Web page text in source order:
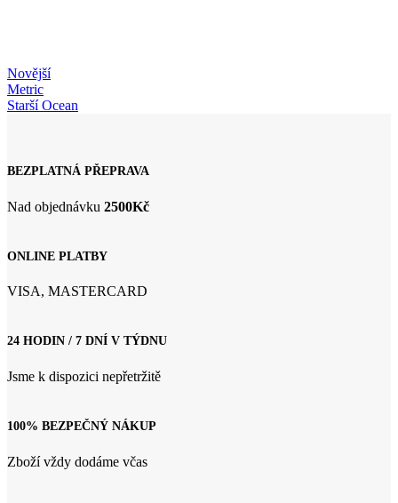
Novější
Metric
Starší Ocean
BEZPLATNÁ PŘEPRAVA
Nad objednávku 2500Kč
ONLINE PLATBY
VISA, MASTERCARD
24 HODIN / 7 DNÍ V TÝDNU
Jsme k dispozici nepřetržitě
100% BEZPEČNÝ NÁKUP
Zboží vždy dodáme včas